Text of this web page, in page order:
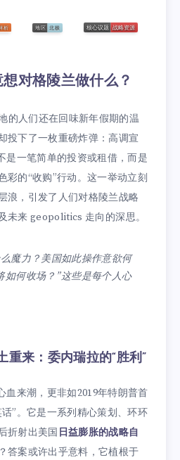
对格陵兰做什么？
的人们还在回味新年假期的温
投下了一枚重磅炸弹：高调宣
是一笔简单的投资或租借，而是
彩的“收购”行动。这一举动立刻
浪，引发了人们对格陵兰战略
未来 geopolitics 走向的深思。
魔力？美国如此操作意欲何
如何收场？”这些是每个人心
重来：委内瑞拉的“胜利”
血来潮，更非如2019年特朗普首
”。它是一系列精心策划、环环
折射出美国 日益膨胀的战略自
答案或许出乎意料，它植根于